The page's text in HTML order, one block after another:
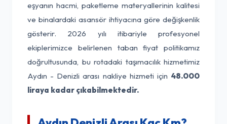
eşyanın hacmi, paketleme materyallerinin kalitesi
ve binalardaki asansör ihtiyacına göre değişkenlik
gösterir. 2026 yılı itibariyle profesyonel
ekiplerimizce belirlenen taban fiyat politikamız
doğrultusunda, bu rotadaki taşımacılık hizmetimiz
Aydın - Denizli arası nakliye hizmeti için 48.000
liraya kadar çıkabilmektedir.